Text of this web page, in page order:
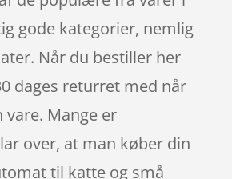
gode kategorier, nemlig
Når du bestiller her
dages returret med når
Mange er
over, at man køber din
til katte og små